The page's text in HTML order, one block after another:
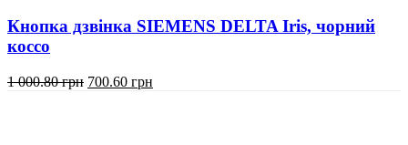
Кнопка дзвінка SIEMENS DELTA Iris, чорний
коссо
1 000.80грн Оригінальна
700.60 грн